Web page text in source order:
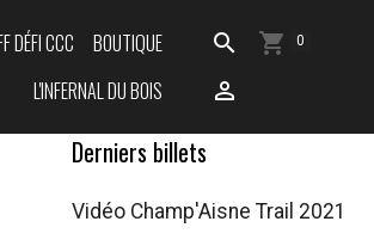
DÉFI CCC
BOUTIQUE
L'INFERNAL DU BOIS
0
Derniers billets
Vidéo Champ'Aisne Trail 2021